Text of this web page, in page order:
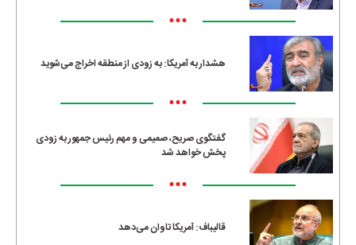
•••
هشدار به آمریکا: به زودی از منطقه اخراج می‌شوید
•••
گفتگوی صریح، صمیمی و مهم رئیس جمهور به زودی
پخش خواهد شد
•••
قالیباف: آمریکا تاوان می‌دهد